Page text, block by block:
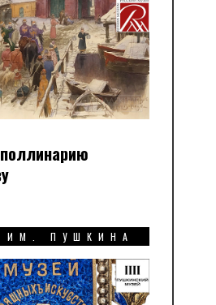
ИМ. ПУШКИНА